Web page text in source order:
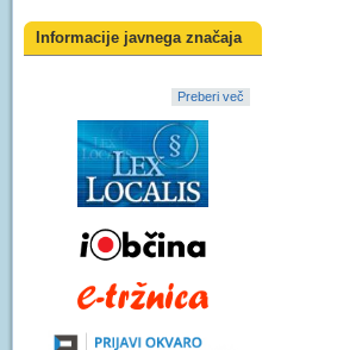
Informacije javnega značaja
Preberi več